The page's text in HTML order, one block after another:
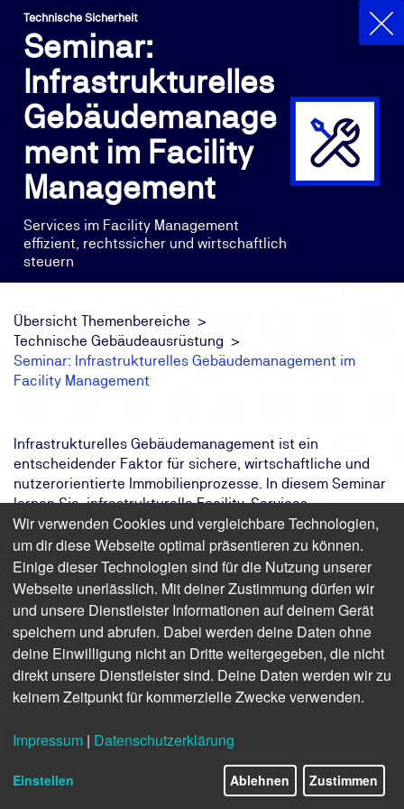
Technische Sicherheit
Seminar:
Infrastrukturelles
Gebäudemanage
ment im Facility
Management
Services im Facility Management
effizient, rechtssicher und wirtschaftlich
steuern
Übersicht Themenbereiche
Technische Gebäudeausrüstung
Seminar: Infrastrukturelles Gebäudemanagement im
Facility Management
Infrastrukturelles Gebäudemanagement ist ein
entscheidender Faktor für sichere, wirtschaftliche und
nutzerorientierte Immobilienprozesse. In diesem Seminar
lernen Sie, infrastrukturelle Facility-Services
professionell zu planen, zu vergeben, zu steuern und zu
kontrollieren. Sie erhalten praxisnahes Wissen zu den
Themen Reinigung, Hausmeisterdienste,
Sicherheitsdienste, Außenanlagenpflege, Winterdienst,
Verpflegung sowie Workplace- und Support-Services. So
Qualitätsstandards und belastbare Abläufe im
Gebäudebetrieb.
Das Ziel:
Sie steuern infrastrukturelle Services
strukturierter
Qualität, Verträgen und
Serviceprozessen
Wir verwenden Cookies und vergleichbare Technologien,
um dir diese Webseite optimal präsentieren zu können.
Einige dieser Technologien sind für die Nutzung unserer
Webseite unerlässlich. Mit deiner Zustimmung dürfen wir
und unsere Dienstleister Informationen auf deinem Gerät
speichern und abrufen. Dabei werden deine Daten ohne
deine Einwilligung nicht an Dritte weitergegeben, die nicht
direkt unsere Dienstleister sind. Deine Daten werden wir zu
keinem Zeitpunkt für kommerzielle Zwecke verwenden.
Impressum | Datenschutzerklärung
Einstellen Ablehnen Zustimmen